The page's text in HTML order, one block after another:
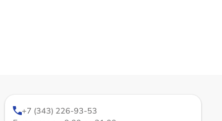
+7 (343) 226-93-53